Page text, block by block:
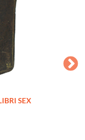
SEX